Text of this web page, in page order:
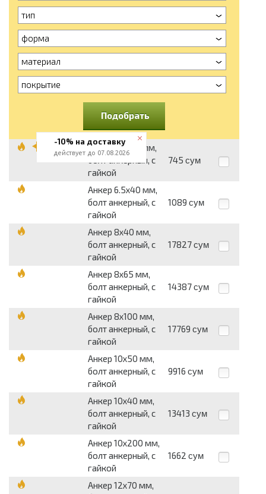
тип
форма
материал
покрытие
Подобрать
Анкер 6.5x56 мм,
болт анкерный, с
гайкой
745 сум
Анкер 6.5x40 мм,
болт анкерный, с
гайкой
1089 сум
Анкер 8x40 мм,
болт анкерный, с
гайкой
17827 сум
Анкер 8x65 мм,
болт анкерный, с
гайкой
14387 сум
Анкер 8x100 мм,
болт анкерный, с
гайкой
17769 сум
Анкер 10x50 мм,
болт анкерный, с
гайкой
9916 сум
Анкер 10x40 мм,
болт анкерный, с
гайкой
13413 сум
Анкер 10x200 мм,
болт анкерный, с
гайкой
1662 сум
Анкер 12x70 мм,
-10% на доставку
действует до 07.08.2026